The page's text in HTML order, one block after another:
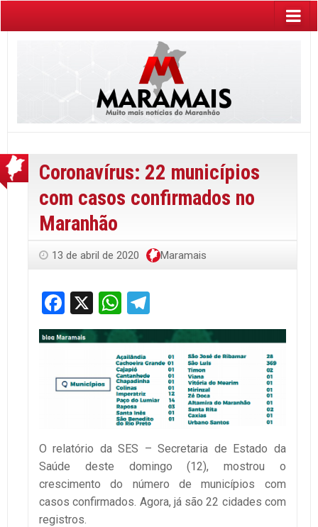
Coronavírus: 22 municípios
com casos confirmados no
Maranhão
13 de abril de 2020 Maramais
Facebook
X WhatsApp
O relatório da SES – Secretaria de Estado da
Saúde deste domingo (12), mostrou o
crescimento do número de municípios com
casos confirmados. Agora, já são 22 cidades com
registros.